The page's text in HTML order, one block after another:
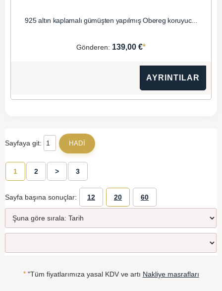
925 altın kaplamalı gümüşten yapılmış Obereg koruyuc...
Gönderen: 139,00 €*
AYRINTILAR
Sayfaya git:
1 2 > 3
Sayfa başına sonuçlar: 12 20 60
*"Tüm fiyatlarımıza yasal KDV ve artı Nakliye masrafları